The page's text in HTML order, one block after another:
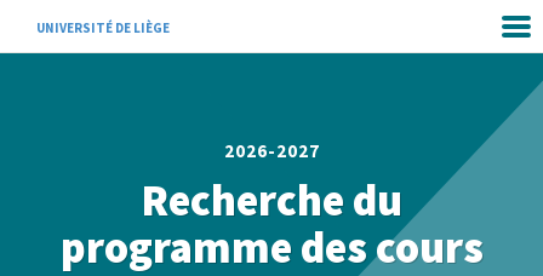
UNIVERSITÉ DE LIÈGE
2026-2027
Recherche du
programme des cours